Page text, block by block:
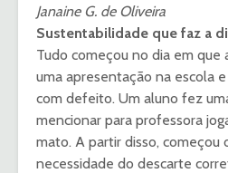
Janaine G. de Oliveira
Sustentabilidade que faz a
Tudo começou no dia em
uma apresentação na escola
com defeito. Um aluno fez
mencionar para professora
mato. A partir disso, começou
necessidade do descarte